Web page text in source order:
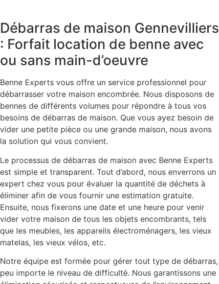
Débarras de maison Gennevilliers
: Forfait location de benne avec
ou sans main-d’oeuvre
Benne Experts vous offre un service professionnel pour
débarrasser votre maison encombrée. Nous disposons de
bennes de différents volumes pour répondre à tous vos
besoins de débarras de maison. Que vous ayez besoin de
vider une petite pièce ou une grande maison, nous avons
la solution qui vous convient.
Le processus de débarras de maison avec Benne Experts
est simple et transparent. Tout d’abord, nous enverrons un
expert chez vous pour évaluer la quantité de déchets à
éliminer afin de vous fournir une estimation gratuite.
Ensuite, nous fixerons une date et une heure pour venir
vider votre maison de tous les objets encombrants, tels
que les meubles, les appareils électroménagers, les vieux
matelas, les vieux vélos, etc.
Notre équipe est formée pour gérer tout type de débarras,
peu importe le niveau de difficulté. Nous garantissons une